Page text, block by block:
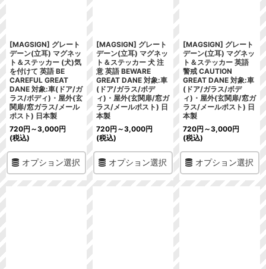
[MAGSIGN] グレート
デーン(立耳) マグネッ
ト＆ステッカー (犬)気
を付けて 英語 BE
CAREFUL GREAT
DANE 対象:車(ドア/ガ
ラス/ボディ)・屋外(玄
関扉/窓ガラス/メール
ポスト) 日本製
720円 ～3,000円
(税込)
オプション選択
[MAGSIGN] グレート
デーン(立耳) マグネッ
ト＆ステッカー 犬 注
意 英語 BEWARE
GREAT DANE 対象:車
(ドア/ガラス/ボデ
ィ)・屋外(玄関扉/窓ガ
ラス/メールポスト) 日
本製
720円 ～3,000円
(税込)
オプション選択
[MAGSIGN] グレート
デーン(立耳) マグネッ
ト＆ステッカー 英語
警戒 CAUTION
GREAT DANE 対象:車
(ドア/ガラス/ボデ
ィ)・屋外(玄関扉/窓ガ
ラス/メールポスト) 日
本製
720円 ～3,000円
(税込)
オプション選択